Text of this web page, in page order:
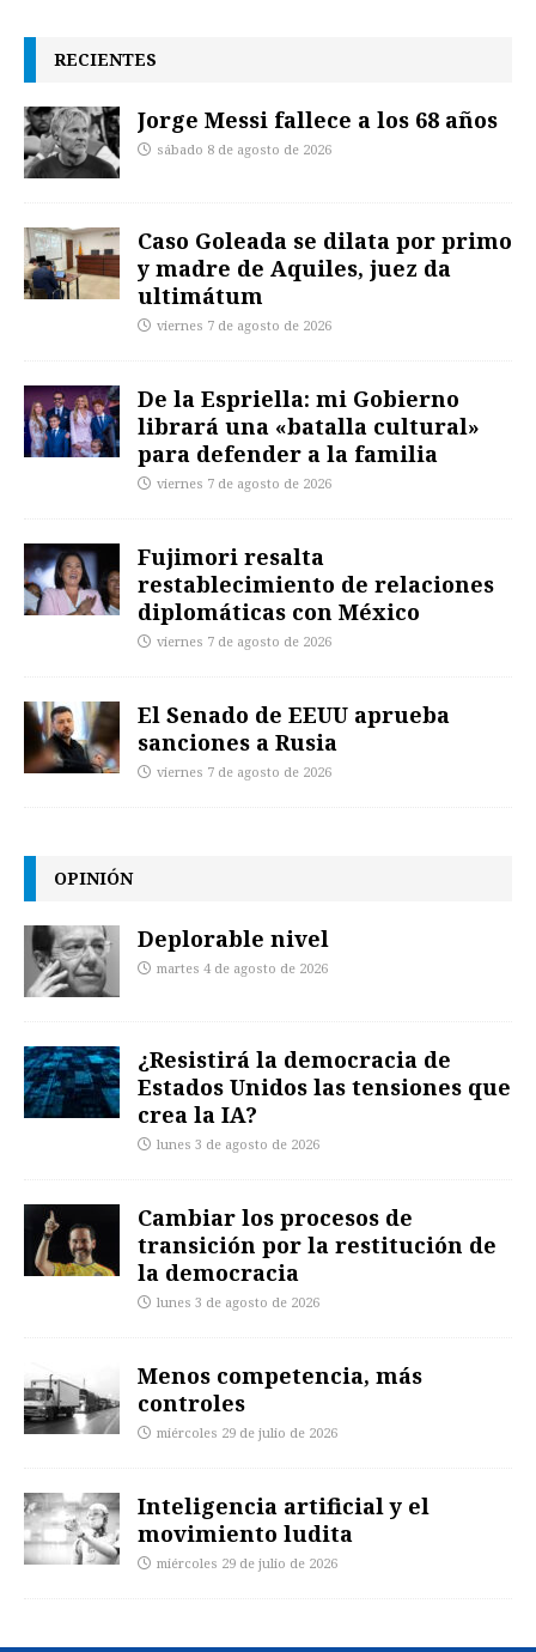
RECIENTES
Jorge Messi fallece a los 68 años
sábado 8 de agosto de 2026
Caso Goleada se dilata por primo
y madre de Aquiles, juez da
ultimátum
viernes 7 de agosto de 2026
De la Espriella: mi Gobierno
librará una «batalla cultural»
para defender a la familia
viernes 7 de agosto de 2026
Fujimori resalta
restablecimiento de relaciones
diplomáticas con México
viernes 7 de agosto de 2026
El Senado de EEUU aprueba
sanciones a Rusia
viernes 7 de agosto de 2026
OPINIÓN
Deplorable nivel
martes 4 de agosto de 2026
¿Resistirá la democracia de
Estados Unidos las tensiones que
crea la IA?
lunes 3 de agosto de 2026
Cambiar los procesos de
transición por la restitución de
la democracia
lunes 3 de agosto de 2026
Menos competencia, más
controles
miércoles 29 de julio de 2026
Inteligencia artificial y el
movimiento ludita
miércoles 29 de julio de 2026